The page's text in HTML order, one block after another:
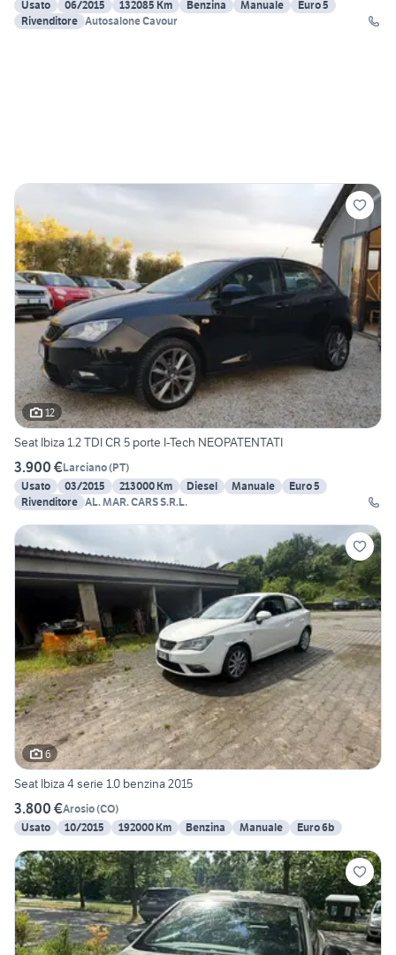
Usato 06/2015 132085 Km Benzina Manuale
Euro 5
Rivenditore Autosalone Cavour
12
Seat Ibiza 1.2 TDI CR 5 porte I-Tech NEOPATENTATI
3.900 €Larciano(PT)
Usato
03/2015 213000 Km Diesel Manuale
Euro 5
Rivenditore AL. MAR. CARS S.R.L.
6
Seat Ibiza 4 serie 1.0 benzina 2015
3.800 €Arosio(CO)
Usato
10/2015 192000 Km Benzina Manuale Euro 6b